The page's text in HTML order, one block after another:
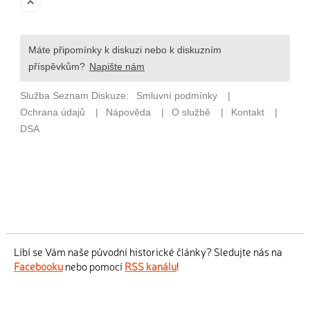
Líbí se Vám naše původní historické články? Sledujte nás na
Facebookunebo pomocí RSS kanálu!